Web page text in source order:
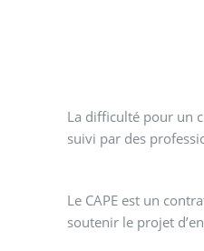
La difficulté pour un
suivi par des
Le CAPE est un
soutenir le projet